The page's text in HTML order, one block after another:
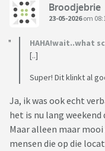
Broodjebrie
23-05-2026om
HAHA!wait..what
[..]
Super! Dit klinkt al
Ja, ik was ook echt
het is nu lang weekend
Maar alleen maar
mensen die op die